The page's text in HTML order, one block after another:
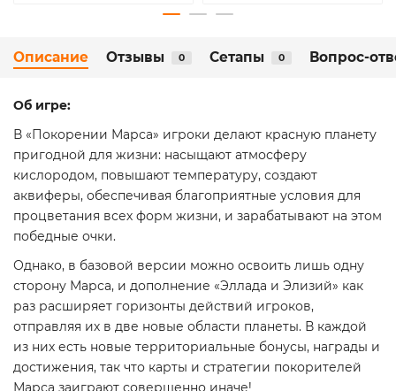
Описание Отзывы 0 Сетапы 0 Вопрос-
Об игре:
В «Покорении Марса» игроки делают красную планету
пригодной для жизни: насыщают атмосферу
кислородом, повышают температуру, создают
аквиферы, обеспечивая благоприятные условия для
процветания всех форм жизни, и зарабатывают на этом
победные очки.
Однако, в базовой версии можно освоить лишь одну
сторону Марса, и дополнение «Эллада и Элизий» как
раз расширяет горизонты действий игроков,
отправляя их в две новые области планеты. В каждой
из них есть новые территориальные бонусы, награды и
достижения, так что карты и стратегии покорителей
Марса заиграют совершенно иначе!